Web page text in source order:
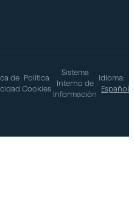
de Política
Cookies
Sistema
Interno de
Información
Idioma:
Español